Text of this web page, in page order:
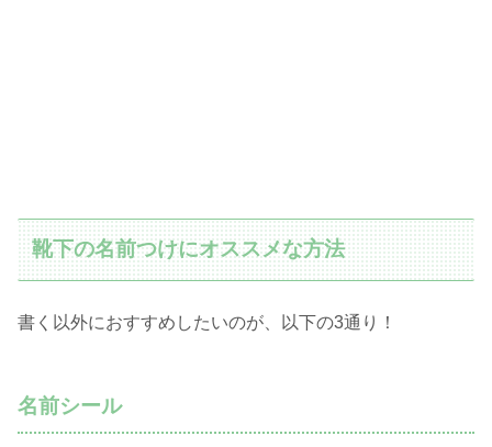
靴下の名前つけにオススメな方法
書く以外におすすめしたいのが、以下の3通り！
名前シール